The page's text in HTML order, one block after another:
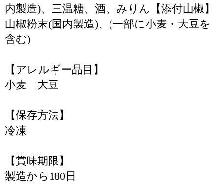
内製造)、三温糖、酒、みりん【添付山椒】
山椒粉末(国内製造)、(一部に小麦・大豆を
含む)
【アレルギー品目】
小麦 大豆
【保存方法】
冷凍
【賞味期限】
製造から180日